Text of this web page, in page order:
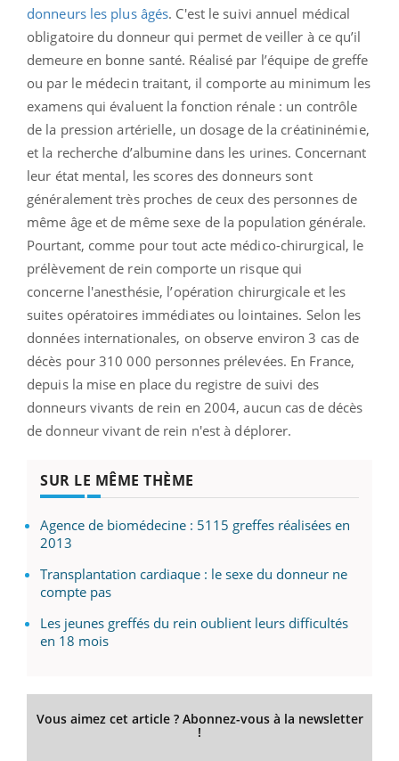
donneurs les plus âgés. C'est le suivi annuel médical
obligatoire du donneur qui permet de veiller à ce qu’il
demeure en bonne santé. Réalisé par l’équipe de greffe
ou par le médecin traitant, il comporte au minimum les
examens qui évaluent la fonction rénale : un contrôle
de la pression artérielle, un dosage de la créatininémie,
et la recherche d’albumine dans les urines. Concernant
leur état mental, les scores des donneurs sont
généralement très proches de ceux des personnes de
même âge et de même sexe de la population générale.
Pourtant, comme pour tout acte médico-chirurgical, le
prélèvement de rein comporte un risque qui
concerne l'anesthésie, l’opération chirurgicale et les
suites opératoires immédiates ou lointaines. Selon les
données internationales, on observe environ 3 cas de
décès pour 310 000 personnes prélevées. En France,
depuis la mise en place du registre de suivi des
donneurs vivants de rein en 2004, aucun cas de décès
de donneur vivant de rein n'est à déplorer.
SUR LE MÊME THÈME
Agence de biomédecine : 5115 greffes réalisées en
2013
Transplantation cardiaque : le sexe du donneur ne
compte pas
Les jeunes greffés du rein oublient leurs difficultés
en 18 mois
Vous aimez cet article ? Abonnez-vous à la newsletter
!